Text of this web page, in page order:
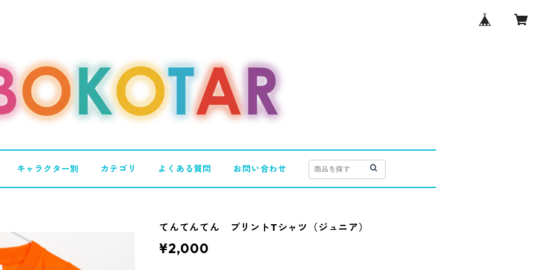
キャラクター別 カテゴリ よくある質問 お問い合わせ
てんてんてん プリントTシャツ（ジュニア）
¥2,000